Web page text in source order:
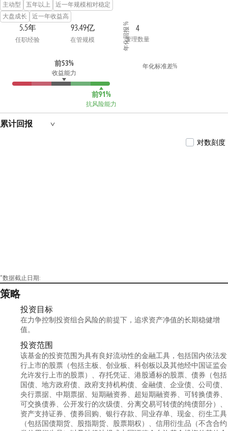
主动型
五年以上
近一年规模相对稳定
大盘成长
近一年收益高
5.5年
任职经验
93.49亿
在管规模
4
管理数量
前53%
收益能力
前91%
抗风险能力
年化回报 %
年化标准差%
累计回报
对数刻度
*数据截止日期:
策略
投资目标
在力争控制投资组合风险的前提下，追求资产净值的长期稳健增
值。
投资范围
该基金的投资范围为具有良好流动性的金融工具，包括国内依法发
行上市的股票（包括主板、创业板、科创板以及其他经中国证监会
允许发行上市的股票）、存托凭证、港股通标的股票、债券（包括
国债、地方政府债、政府支持机构债、金融债、企业债、公司债、
央行票据、中期票据、短期融资券、超短期融资券、可转换债券、
可交换债券、公开发行的次级债、分离交易可转债的纯债部分）、
资产支持证券、债券回购、银行存款、同业存单、现金、衍生工具
（包括国债期货、股指期货、股票期权）、信用衍生品（不含合约